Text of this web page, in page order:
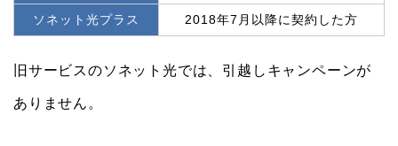
ソネット光プラス 2018年7月以降に契約した方
旧サービスのソネット光では、引越しキャンペーンが
ありません。